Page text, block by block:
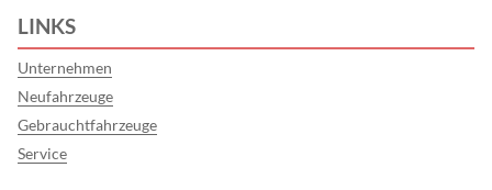
LINKS
Unternehmen
Neufahrzeuge
Gebrauchtfahrzeuge
Service